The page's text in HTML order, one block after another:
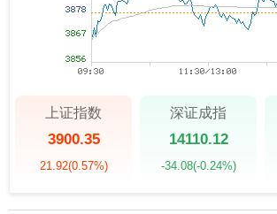
上证指数
3900.35
21.92(0.57%)
深证成指
14110.12
-34.08(-0.24%)